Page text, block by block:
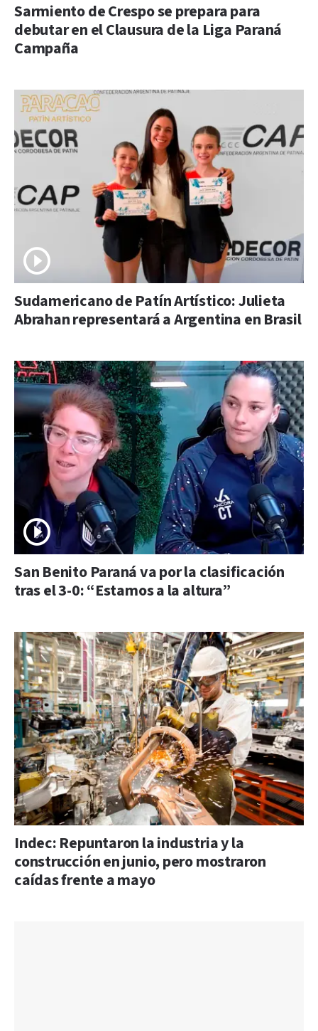
Sarmiento de Crespo se prepara para
debutar en el Clausura de la Liga Paraná
Campaña
Sudamericano de Patín Artístico: Julieta
Abrahan representará a Argentina en Brasil
San Benito Paraná va por la clasificación
tras el 3-0: “Estamos a la altura”
Indec: Repuntaron la industria y la
construcción en junio, pero mostraron
caídas frente a mayo